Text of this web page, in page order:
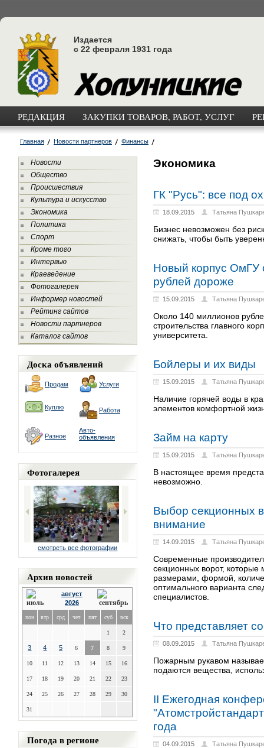
Издается
с 22 февраля 1931 года
РЕДАКЦИЯ ЗАКУПКИ ТОВАРОВ, РАБОТ, УСЛУГ
Главная Новости партнеров Финансы
Новости
Общество
Происшествия
Культура и искусство
Экономика
Политика
Спорт
Кроме того
Интервью
Краеведение
Фотогалерея
Информер новостей
Рейтинг сайтов
Новости партнеров
Каталог сайтов
Доска объявлений
Продам Услуги
Куплю Работа
Разное
Авто-
объявления
Фотогалерея
смотреть все фотографии
Архив новостей
август
2026
пон втр срд чет пят суб вск
1 2
3 4 5 6 7 8 9
10 11 12 13 14 15 16
17 18 19 20 21 22 23
24 25 26 27 28 29 30
31
Погода в регионе
Экономика
ГК "Русь": все под
18.09.2015 Татьяна
Бизнес невозможен без
снижать, чтобы быть
Новый корпус ОмГУ
рублей дороже
15.09.2015 Татьяна
Около 140 миллионов
строительства главного
университета.
Бойлеры и их виды
15.09.2015 Татьяна
Наличие горячей воды в
элементов комфортной
Займ на карту
15.09.2015 Татьяна
В настоящее время
невозможно.
Выбор секционных
внимание
14.09.2015 Татьяна
Современные
секционных ворот,
размерами, формой,
оптимального варианта
специалистов.
Что представляет
08.09.2015 Татьяна
Пожарным рукавом
подаются вещества,
II Ежегодная
года
04.09.2015 Татьяна